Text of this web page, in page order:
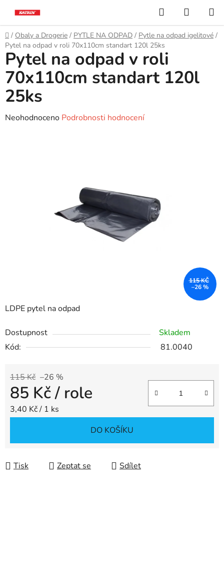
obsah
Hledat
KOŠÍK
Domů
/ Obaly a Drogerie / PYTLE NA ODPAD / Pytle na odpad igelitové /
Pytel na odpad v roli 70x110cm standart 120l 25ks
LDPE pytel na odpad
Dostupnost
Skladem
Kód:
81.0040
115 Kč –26 %
85 Kč/ role
Měrná cena:
3,40 Kč / 1 ks
DO KOŠÍKU
Tisk Zeptat se Sdílet
Pytel na odpad v roli
70x110cm standart 120l
25ks
Průměrné
Neohodnoceno Podrobnosti hodnocení
115 KČ
–26 %